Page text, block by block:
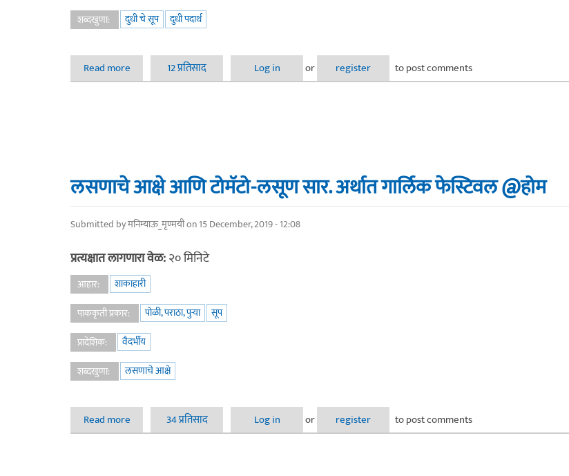
शब्दखुणा:
दुधी चे सूप दुधी पदार्थ
Read more about दुधी भोपळ्याचे सूप
12 प्रतिसाद Log in or register to post comments
लसणाचे आक्षे आणि टोमॅटो-लसूण सार. अर्थात गार्लिक फेस्टिवल @होम
Submitted byमनिम्याऊ_मृण्मयीon 15 December, 2019 - 12:08
प्रत्यक्षात लागणारा वेळ:२० मिनिटे
आहार:
शाकाहारी
पाककृती प्रकार:
पोळी, पराठा, पुर्‍या
सूप
प्रादेशिक:
वैदर्भीय
शब्दखुणा:
लसणाचे आक्षे
Read more about लसणाचे आक्षे आणि टोमॅटो-लसूण सार. अर्थात गार्लिक फेस्टिवल @होम
34 प्रतिसाद Log in or register to post comments